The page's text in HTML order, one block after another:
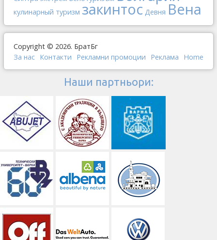
кулинарный туризм закинтос Девня Вена
Copyright © 2026. БратБг
За нас Контакти Рекламни промоции Реклама Home
Наши партньори: